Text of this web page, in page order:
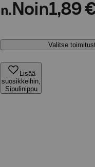
n. Noin1,89
Valitse
Lisää
suosikkeihin,
Sipulinippu